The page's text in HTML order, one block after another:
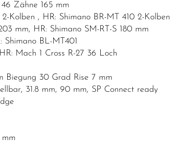
Zähne 165 mm
Kolben , HR: Shimano BR-MT 410 2-Kolben
mm, HR: Shimano SM-RT-S 180 mm
Shimano BL-MT401
Mach 1 Cross R-27 36 Loch
Biegung 30 Grad Rise 7 mm
31.8 mm, 90 mm, SP Connect ready